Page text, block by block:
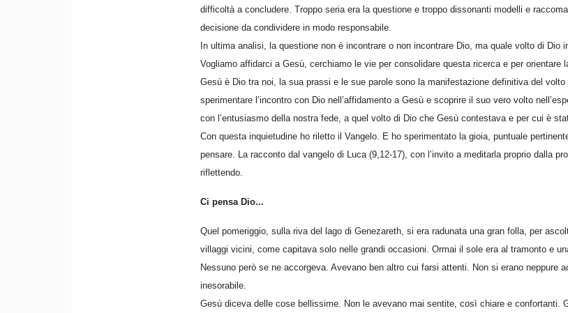
difficoltà a concludere. Troppo seria era la questione e troppo dissonanti modelli e
decisione da condividere in modo responsabile.
In ultima analisi, la questione non è incontrare o non incontrare Dio, ma quale volto di Dio
Vogliamo affidarci a Gesù, cerchiamo le vie per consolidare questa ricerca e per orientare
Gesù è Dio tra noi, la sua prassi e le sue parole sono la manifestazione definitiva del
sperimentare l’incontro con Dio nell’affidamento a Gesù e scoprire il suo vero volto
con l’entusiasmo della nostra fede, a quel volto di Dio che Gesù contestava e per cui è
Con questa inquietudine ho riletto il Vangelo. E ho sperimentato la gioia, puntuale
pensare. La racconto dal vangelo di Luca (9,12-17), con l’invito a meditarla proprio dalla
riflettendo.
Ci pensa Dio...
Quel pomeriggio, sulla riva del lago di Genezareth, si era radunata una gran folla, per
villaggi vicini, come capitava solo nelle grandi occasioni. Ormai il sole era al tramonto e
Nessuno però se ne accorgeva. Avevano ben altro cui farsi attenti. Non si erano neppure
inesorabile.
Gesù diceva delle cose bellissime. Non le avevano mai sentite, così chiare e confortanti.